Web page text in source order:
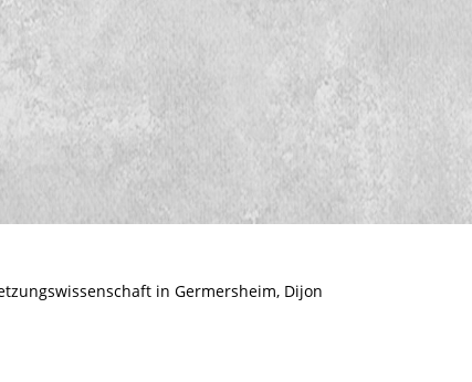
in Germersheim, Dijon